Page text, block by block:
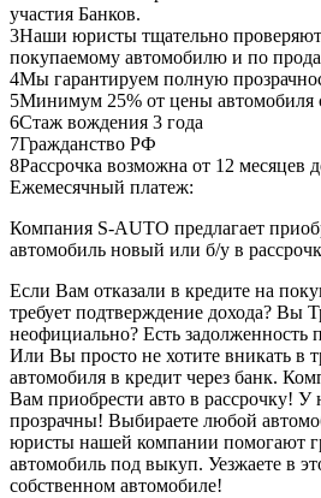
участия Банков.
3Наши юристы тщательно
покупаемому автомобилю и по
4Мы гарантируем полную
5Минимум 25% от цены автомобиля
6Стаж вождения 3 года
7Гражданство РФ
8Рассрочка возможна от 12 месяцев
Ежемесячный платеж:
Компания S-AUTO предлагает
автомобиль новый или б/у в
Если Вам отказали в кредите на
требует подтверждение дохода? Вы
неофициально? Есть задолженность
Или Вы просто не хотите вникать в
автомобиля в кредит через банк.
Вам приобрести авто в рассрочку! У
прозрачны! Выбираете любой
юристы нашей компании помогают
автомобиль под выкуп. Уезжаете в
собственном автомобиле!